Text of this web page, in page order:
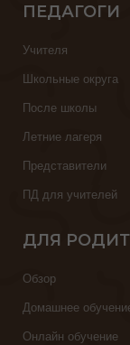
ПЕДАГОГИ
Учителя
Школьные округа
После школы
Летние лагеря
Представители
ПД для учителей
ДЛЯ
Обзор
Домашнее
Онлайн обучение